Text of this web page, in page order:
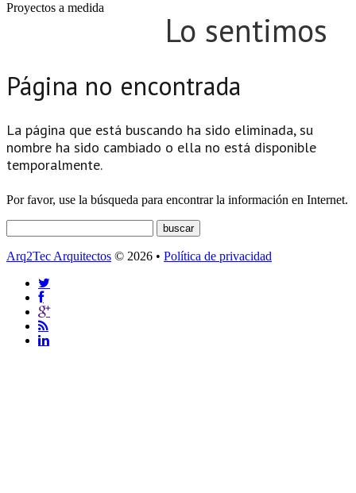
Proyectos a medida
Lo sentimos
Página no encontrada
La página que está buscando ha sido eliminada, su
nombre ha sido cambiado o ella no está disponible
temporalmente.
Por favor, use la búsqueda para encontrar la información en Internet.
Arq2Tec Arquitectos © 2026 • Política de privacidad